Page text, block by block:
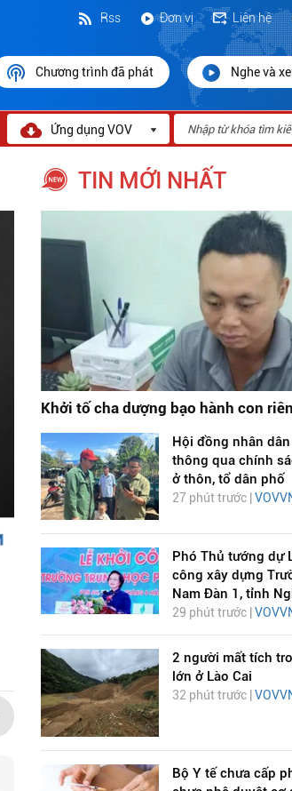
Liên hệ
Đơn vị
Rss
Chương trình đã phát Nghe và
Ứng dụng VOV
TIN MỚI NHẤT
Khởi tố cha dượng bạo hành con
Hội đồng nhân
thông qua chính
ở thôn, tổ dân phố
27 phút trước |
Phó Thủ tướng dự
công xây dựng
Nam Đàn 1, tỉnh
29 phút trước |
2 người mất tích
lớn ở Lào Cai
32 phút trước |
Bộ Y tế chưa cấp